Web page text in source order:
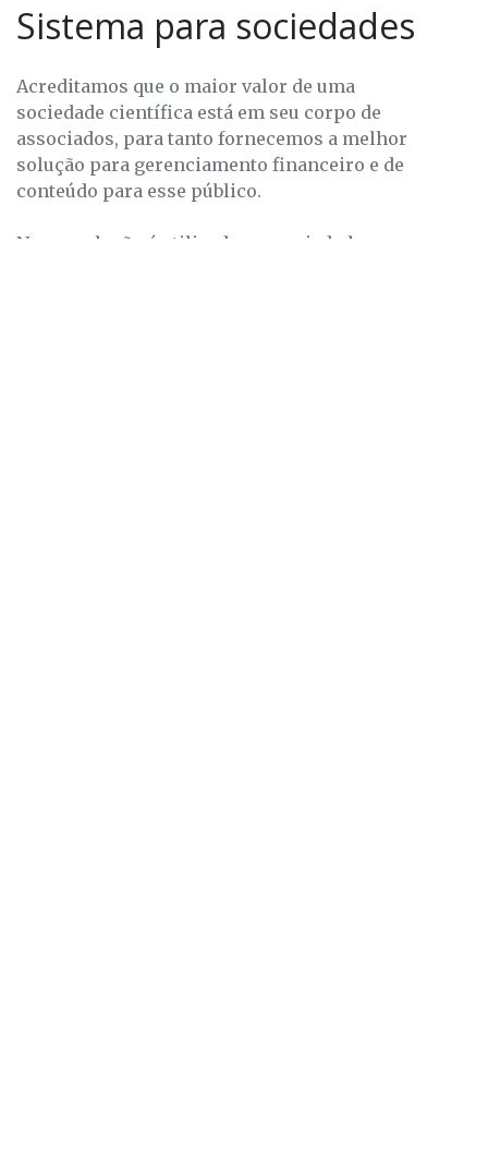
Sistema para sociedades
Acreditamos que o maior valor de uma
sociedade científica está em seu corpo de
associados, para tanto fornecemos a melhor
solução para gerenciamento financeiro e de
conteúdo para esse público.
Nossa solução é utilizada em sociedades